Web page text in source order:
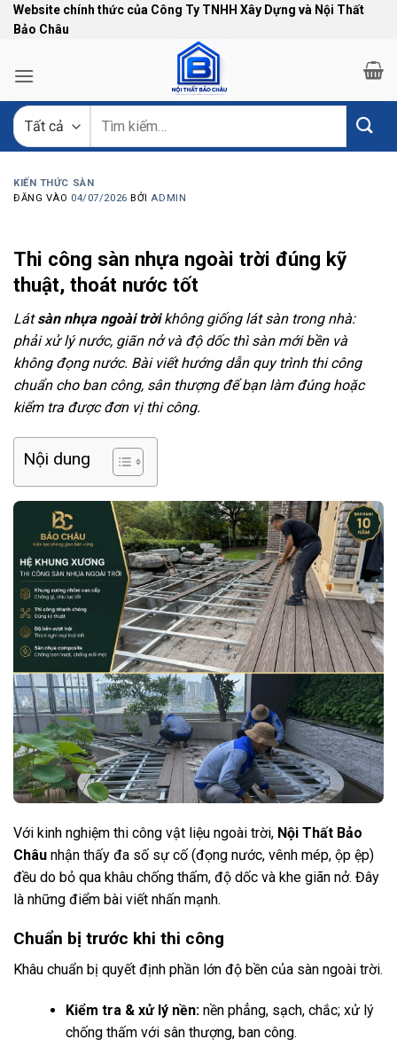
Bỏ
qua
dung
Website chính thức của Công Ty TNHH Xây Dựng và Nội Thất
Bảo Châu
kiếm:
KIẾN THỨC SÀN
ĐĂNG VÀO 04/07/2026 BỞIADMIN
Thi công sàn nhựa ngoài trời đúng kỹ
thuật, thoát nước tốt
Látsàn nhựa ngoài trờikhông giống lát sàn trong nhà:
phải xử lý nước, giãn nở và độ dốc thì sàn mới bền và
không đọng nước. Bài viết hướng dẫn quy trình thi công
chuẩn cho ban công, sân thượng để bạn làm đúng hoặc
kiểm tra được đơn vị thi công.
Nội dung
Với kinh nghiệm thi công vật liệu ngoài trời, Nội Thất Bảo
Châu nhận thấy đa số sự cố (đọng nước, vênh mép, ộp ệp)
đều do bỏ qua khâu chống thấm, độ dốc và khe giãn nở. Đây
là những điểm bài viết nhấn mạnh.
Chuẩn bị trước khi thi công
Khâu chuẩn bị quyết định phần lớn độ bền của sàn ngoài trời.
Kiểm tra & xử lý nền:nền phẳng, sạch, chắc; xử lý
chống thấm với sân thượng, ban công.